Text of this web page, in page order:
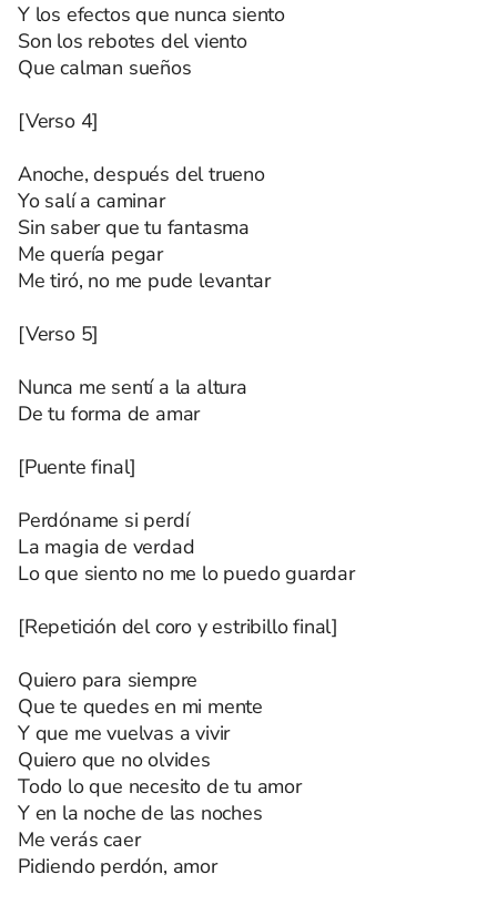
Y los efectos que nunca siento
Son los rebotes del viento
Que calman sueños
[Verso 4]
Anoche, después del trueno
Yo salí a caminar
Sin saber que tu fantasma
Me quería pegar
Me tiró, no me pude levantar
[Verso 5]
Nunca me sentí a la altura
De tu forma de amar
[Puente final]
Perdóname si perdí
La magia de verdad
Lo que siento no me lo puedo guardar
[Repetición del coro y estribillo final]
Quiero para siempre
Que te quedes en mi mente
Y que me vuelvas a vivir
Quiero que no olvides
Todo lo que necesito de tu amor
Y en la noche de las noches
Me verás caer
Pidiendo perdón, amor